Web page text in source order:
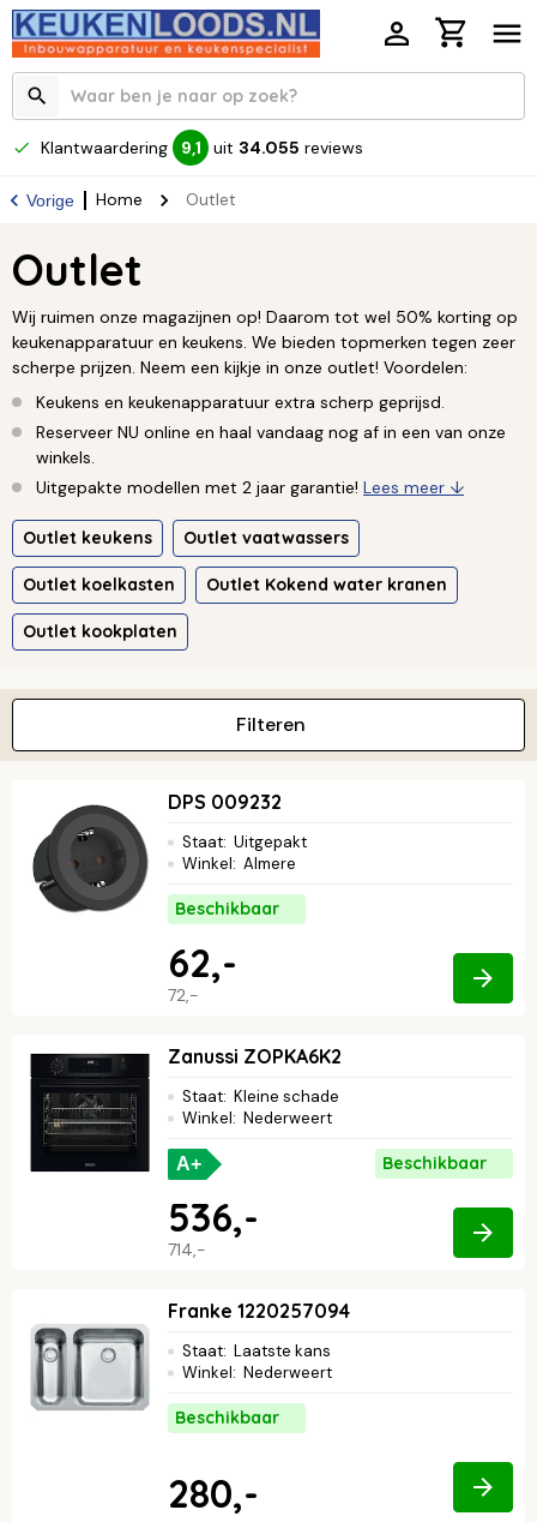
Klantwaardering 9,1 uit 34.055 reviews
Vorige Home Outlet
Outlet
Wij ruimen onze magazijnen op! Daarom tot wel 50% korting op
keukenapparatuur en keukens. We bieden topmerken tegen zeer
scherpe prijzen. Neem een kijkje in onze outlet! Voordelen:
Keukens en keukenapparatuur extra scherp geprijsd.
Reserveer NU online en haal vandaag nog af in een van onze
winkels.
Uitgepakte modellen met 2 jaar garantie! Lees meer ↓
Outlet keukens Outlet vaatwassers
Outlet koelkasten Outlet Kokend water kranen
Outlet kookplaten
Filteren
DPS 009232
Staat: Uitgepakt
Winkel: Almere
Beschikbaar
72,-
62,-
Zanussi ZOPKA6K2
Staat: Kleine schade
Winkel: Nederweert
A+ Beschikbaar
714,-
536,-
Franke 1220257094
Staat: Laatste kans
Winkel: Nederweert
Beschikbaar
280,-